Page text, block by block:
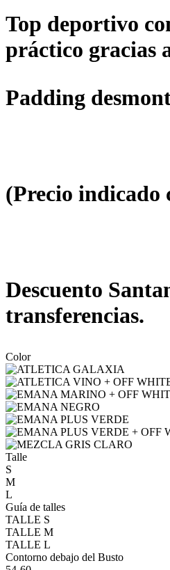
Top deportivo
práctico gracias
Padding
(Precio indicado
Descuento
transferencias.
Color
Talle
S
M
L
Guía de talles
TALLE S
TALLE M
TALLE L
Contorno debajo del Busto